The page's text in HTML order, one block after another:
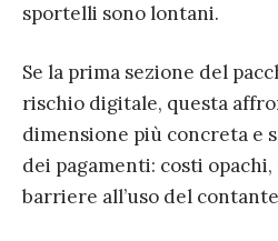
sportelli sono lontani.
Se la prima sezione del
rischio digitale, questa
dimensione più concreta e
dei pagamenti: costi
barriere all’uso del